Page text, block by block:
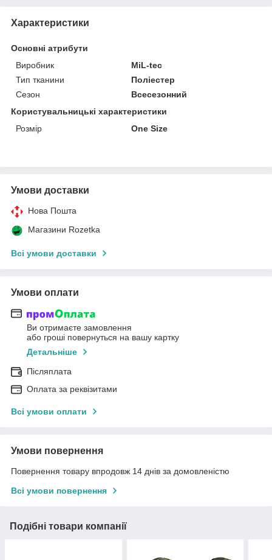
Характеристики
Основні атрибути
Виробник
MiL-tec
Тип тканини
Поліестер
Сезон
Всесезонний
Користувальницькі характеристики
Розмір
One Size
Умови доставки
Нова Пошта
Магазини Rozetka
Всі умови доставки
Умови оплати
Ви отримаєте замовлення
або гроші повернуться на вашу картку
Детальніше
Післяплата
Оплата за реквізитами
Всі умови оплати
Умови повернення
Повернення товару впродовж 14 днів за домовленістю
Всі умови повернення
Подібні товари компанії